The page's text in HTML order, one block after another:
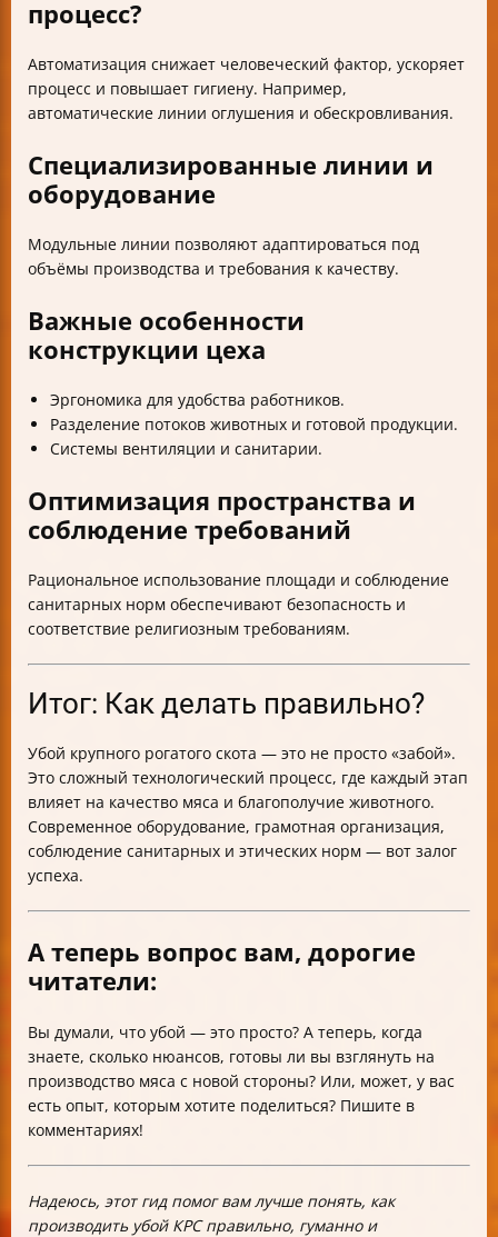
процесс?
Автоматизация снижает человеческий фактор, ускоряет
процесс и повышает гигиену. Например,
автоматические линии оглушения и обескровливания.
Специализированные линии и
оборудование
Модульные линии позволяют адаптироваться под
объёмы производства и требования к качеству.
Важные особенности
конструкции цеха
Эргономика для удобства работников.
Разделение потоков животных и готовой продукции.
Системы вентиляции и санитарии.
Оптимизация пространства и
соблюдение требований
Рациональное использование площади и соблюдение
санитарных норм обеспечивают безопасность и
соответствие религиозным требованиям.
Итог: Как делать правильно?
Убой крупного рогатого скота — это не просто «забой».
Это сложный технологический процесс, где каждый этап
влияет на качество мяса и благополучие животного.
Современное оборудование, грамотная организация,
соблюдение санитарных и этических норм — вот залог
успеха.
А теперь вопрос вам, дорогие
читатели:
Вы думали, что убой — это просто? А теперь, когда
знаете, сколько нюансов, готовы ли вы взглянуть на
производство мяса с новой стороны? Или, может, у вас
есть опыт, которым хотите поделиться? Пишите в
комментариях!
Надеюсь, этот гид помог вам лучше понять, как
производить убой КРС правильно, гуманно и